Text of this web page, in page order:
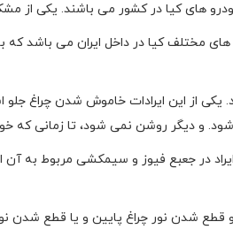
ایراد در بین مدل های مختلف کیا در داخل
یکی از این ایرادات خاموش شدن چراغ
و دیگر روشن نمی شود، تا زمانی که
در جعبع فیوز و سیمکشی مربوط
و قطع شدن نور چراغ پایین و یا قطع شدن